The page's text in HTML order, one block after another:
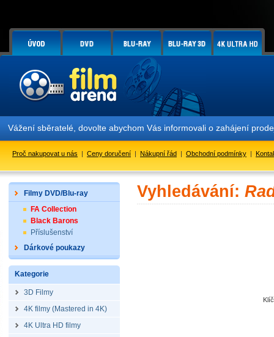
Vážení sběratelé, dovolte abychom Vás informovali o zahájení
Proč nakupovat u nás | Ceny doručení | Nákupní řád | Obchodní podmínky |
Filmy DVD/Blu-ray
FA Collection
Black Barons
Příslušenství
Dárkové poukazy
Kategorie
3D Filmy
4K filmy (Mastered in 4K)
4K Ultra HD filmy
Vyhledávání: